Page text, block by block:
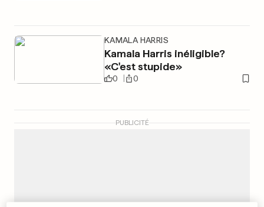
KAMALA HARRIS
Kamala Harris inéligible?
«C'est stupide»
0 0
PUBLICITÉ